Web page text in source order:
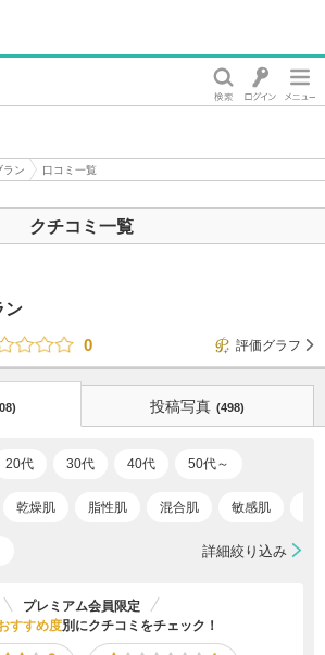
ラン
口コミ一覧
クチコミ一覧
ン
0
評価グラフ
投稿写真 (498)
20代 30代 40代 50代～
乾燥肌 脂性肌 混合肌 敏感肌
詳細絞り込み
プレミアム会員限定
すすめ度別にクチコミをチェック！